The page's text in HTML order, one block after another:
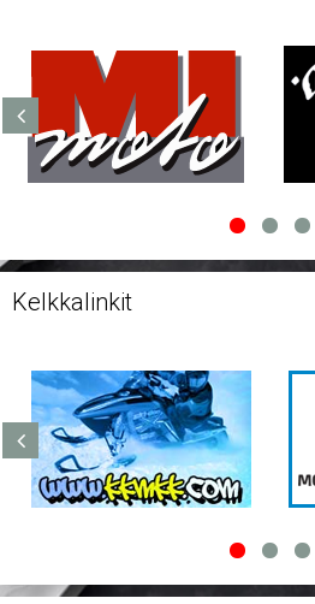
Kelkkalinkit